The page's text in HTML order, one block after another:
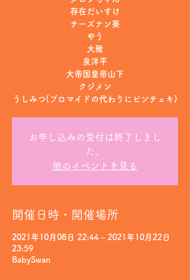
存在だいすけ
チーズナン葵
やう
大雅
泉洋平
大帝国皇帝山下
クジメン
うしみつ(ブロマイドの代わりにピンチェキ)
お申し込みの受付は終了しまし
た。
他のイベントを見る
開催日時・開催場所
2021年10月08日 22:44 – 2021年10月22日
23:59
BabySwan